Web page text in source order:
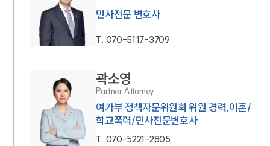
민사전문 변호사
T. 070-5117-3709
곽소영
Partner Attorney
여가부 정책자문위원회 위원 경력,이혼/
학교폭력/민사전문변호사
T. 070-5221-2805